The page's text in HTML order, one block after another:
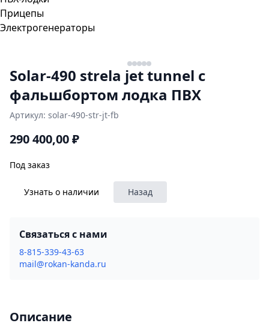
Прицепы
Электрогенераторы
Solar-490 strela jet tunnel с
фальшбортом лодка ПВХ
Артикул: solar-490-str-jt-fb
290 400,00₽
Под заказ
Узнать о наличии Назад
Связаться с нами
8-815-339-43-63
mail@rokan-kanda.ru
Описание